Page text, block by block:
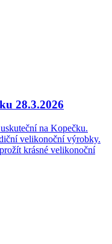
28.3.2026
na Kopečku.
velikonoční výrobky.
krásné velikonoční